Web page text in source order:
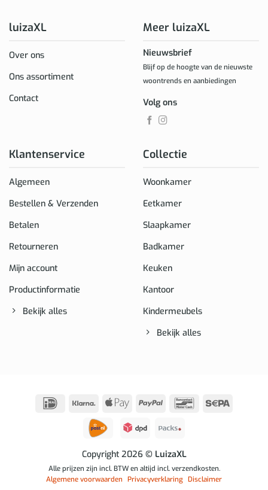
luizaXL
Over ons
Ons assortiment
Contact
Klantenservice
Algemeen
Bestellen & Verzenden
Betalen
Retourneren
Mijn account
Productinformatie
Bekijk alles
Collectie
Woonkamer
Eetkamer
Slaapkamer
Badkamer
Keuken
Kantoor
Kindermeubels
Bekijk alles
Meer luizaXL
Nieuwsbrief
Blijf op de hoogte van de nieuwste
woontrends en aanbiedingen
Volg ons
IDeal Klarna
Apple
PayPal BancontactSepa
Copyright 2026 © LuizaXL
Alle prijzen zijn incl. BTW en altijd incl. verzendkosten.
Algemene voorwaarden Privacyverklaring Disclaimer